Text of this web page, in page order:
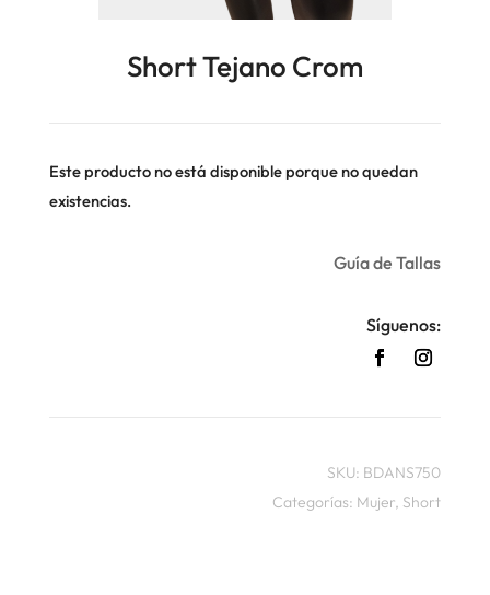
Short Tejano Crom
Este producto no está disponible porque no quedan
existencias.
Guía de Tallas
Síguenos:
SKU: BDANS750
Categorías: Mujer, Short